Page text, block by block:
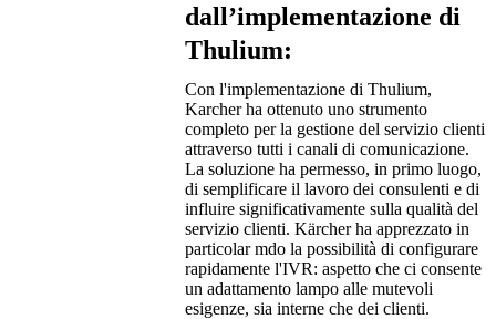
dall’implementazione di
Thulium:
Con l'implementazione di Thulium,
Karcher ha ottenuto uno strumento
completo per la gestione del servizio clienti
attraverso tutti i canali di comunicazione.
La soluzione ha permesso, in primo luogo,
di semplificare il lavoro dei consulenti e di
influire significativamente sulla qualità del
servizio clienti. Kärcher ha apprezzato in
particolar mdo la possibilità di configurare
rapidamente l'IVR: aspetto che ci consente
un adattamento lampo alle mutevoli
esigenze, sia interne che dei clienti.